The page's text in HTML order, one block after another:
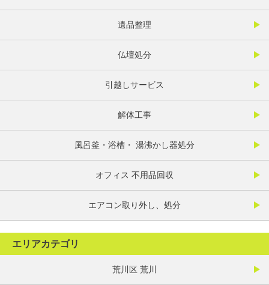
遺品整理
仏壇処分
引越しサービス
解体工事
風呂釜・浴槽・ 湯沸かし器処分
オフィス 不用品回収
エアコン取り外し、処分
エリアカテゴリ
荒川区 荒川